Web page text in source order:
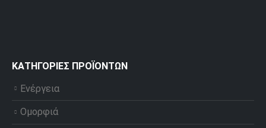
ΚΑΤΗΓΟΡΊΕΣ ΠΡΟΪΌΝΤΩΝ
Ενέργεια
Ομορφιά